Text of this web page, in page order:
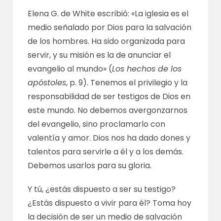
Elena G. de White escribió: «La iglesia es el
medio señalado por Dios para la salvación
de los hombres. Ha sido organizada para
servir, y su misión es la de anunciar el
evangelio al mundo» (Los hechos de los
apóstoles, p. 9). Tenemos el privilegio y la
responsabilidad de ser testigos de Dios en
este mundo. No debemos avergonzarnos
del evangelio, sino proclamarlo con
valentía y amor. Dios nos ha dado dones y
talentos para servirle a él y a los demás.
Debemos usarlos para su gloria.
Y tú, ¿estás dispuesto a ser su testigo?
¿Estás dispuesto a vivir para él? Toma hoy
la decisión de ser un medio de salvación